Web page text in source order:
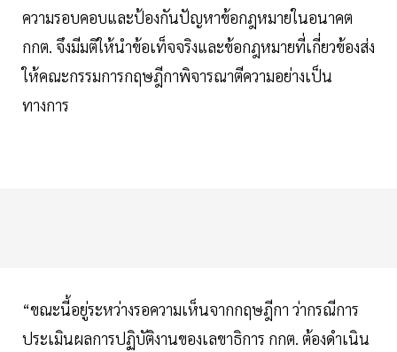
ความรอบคอบและป้องกันปัญหาข้อกฎหมายในอนาคต
กกต. จึงมีมติให้นำข้อเท็จจริงและข้อกฎหมายที่เกี่ยวข้องส่ง
ให้คณะกรรมการกฤษฎีกาพิจารณาตีความอย่างเป็น
ทางการ
“ขณะนี้อยู่ระหว่างรอความเห็นจากกฤษฎีกา ว่ากรณีการ
ประเมินผลการปฏิบัติงานของเลขาธิการ กกต. ต้องดำเนิน